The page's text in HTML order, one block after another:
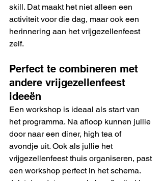
skill. Dat maakt het niet alleen een
activiteit voor die dag, maar ook een
herinnering aan het vrijgezellenfeest
zelf.
Perfect te combineren met
andere vrijgezellenfeest
ideeën
Een workshop is ideaal als start van
het programma. Na afloop kunnen jullie
door naar een diner, high tea of
avondje uit. Ook als jullie het
vrijgezellenfeest thuis organiseren, past
een workshop perfect in het schema.